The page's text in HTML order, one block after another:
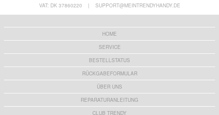
VAT: DK 37860220
| SUPPORT@MEINTRENDYHANDY.DE
HOME
SERVICE
BESTELLSTATUS
RÜCKGABEFORMULAR
ÜBER UNS
REPARATURANLEITUNG
CLUB TRENDY